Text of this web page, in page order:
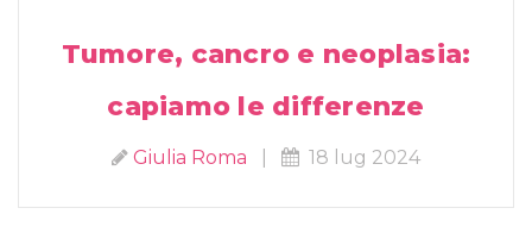
Tumore, cancro e neoplasia:
capiamo le differenze
Giulia Roma 18 lug 2024